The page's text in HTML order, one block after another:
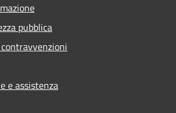
pubblica
e assistenza